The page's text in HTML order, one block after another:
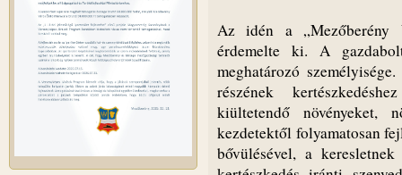
Az idén a „Mezőberény
érdemelte ki. A
meghatározó
részének
kiültetendő növényeket,
kezdetektől folyamatosan
bővülésével, a